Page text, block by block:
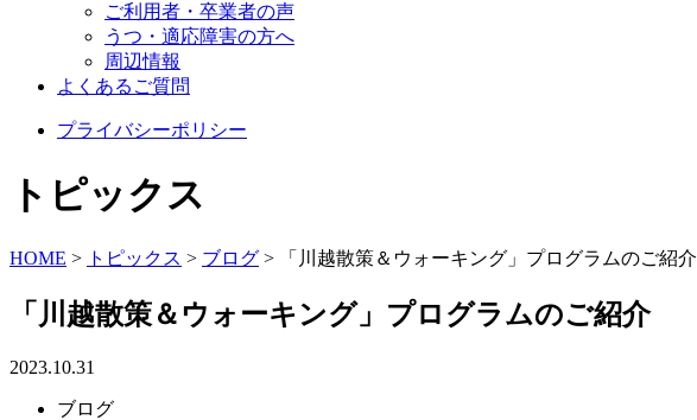
ご利用者・卒業者の声
うつ・適応障害の方へ
周辺情報
よくあるご質問
プライバシーポリシー
トピックス
HOME > トピックス > ブログ > 「川越散策＆ウォーキング」プログラムのご紹介
「川越散策＆ウォーキング」プログラムのご紹介
2023.10.31
ブログ